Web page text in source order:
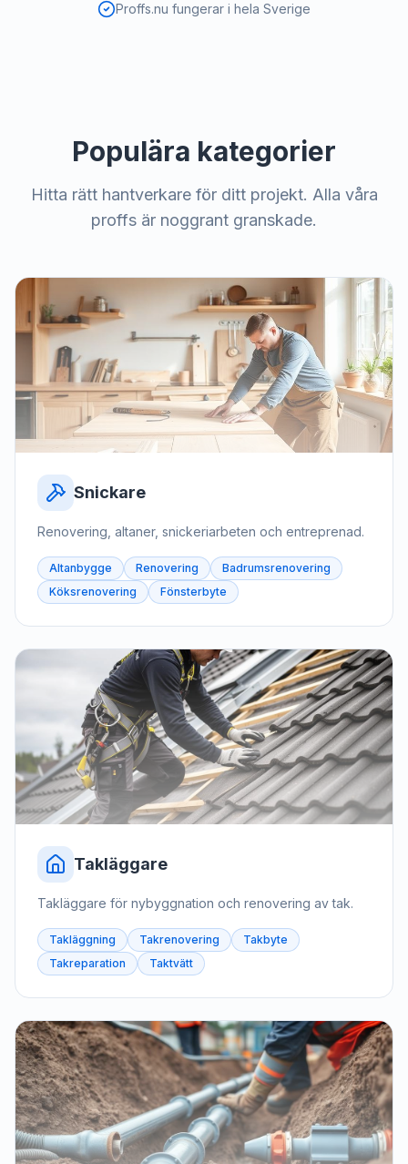
Proffs.nu fungerar i hela Sverige
Populära kategorier
Hitta rätt hantverkare för ditt projekt. Alla våra
proffs är noggrant granskade.
Snickare
Renovering, altaner, snickeriarbeten och entreprenad.
Altanbygge Renovering
Badrumsrenovering
Köksrenovering
Fönsterbyte
Takläggare
Takläggare för nybyggnation och renovering av tak.
Takläggning Takrenovering
Takbyte
Takreparation
Taktvätt